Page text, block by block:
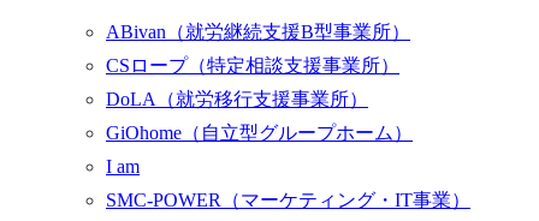
ABivan （就労継続支援B型事業所）
CSロープ （特定相談支援事業所）
DoLA （就労移行支援事業所）
GiOhome （自立型グループホーム）
I am
SMC-POWER （マーケティング・IT事業）